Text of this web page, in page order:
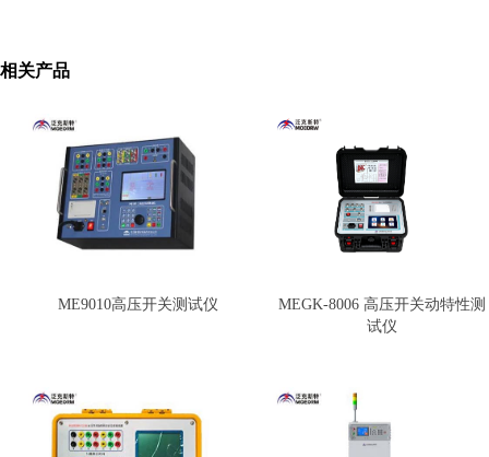
相关产品
ME9010高压开关测试仪
MEGK-8006 高压开关动特性测
试仪